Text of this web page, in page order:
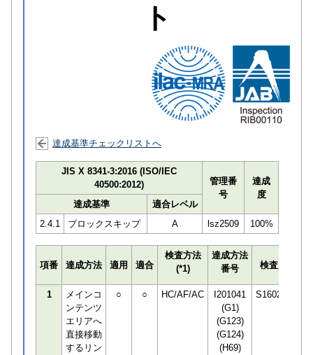
ト
達成基準チェックリストへ
JIS X 8341-3:2016 (ISO/IEC
40500:2012)
管理番
号
達成
度
達成基準
適合レベル
2.4.1
ブロックスキップ A lsz2509 100%
項番 達成方法 適用 適合
検査方法
(*1)
達成方法
番号
検査員
1
メインコ
ンテンツ
エリアへ
直接移動
するリン
○ ○ HC/AF/AC
I201041
(G1)
(G123)
(G124)
(H69)
S160245